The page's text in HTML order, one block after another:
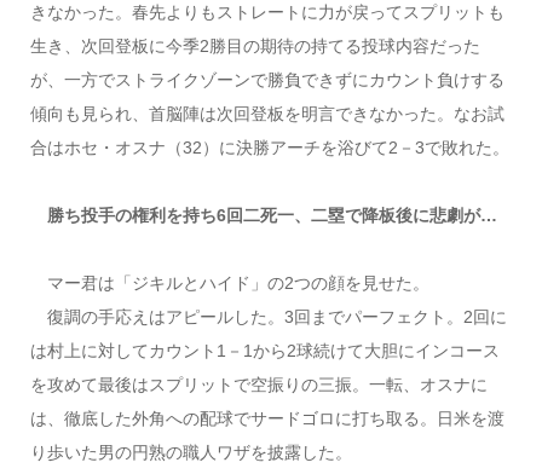
きなかった。春先よりもストレートに力が戻ってスプリットも
生き、次回登板に今季2勝目の期待の持てる投球内容だった
が、一方でストライクゾーンで勝負できずにカウント負けする
傾向も見られ、首脳陣は次回登板を明言できなかった。なお試
合はホセ・オスナ（32）に決勝アーチを浴びて2－3で敗れた。
勝ち投手の権利を持ち6回二死一、二塁で降板後に悲劇が…
マー君は「ジキルとハイド」の2つの顔を見せた。
復調の手応えはアピールした。3回までパーフェクト。2回に
は村上に対してカウント1－1から2球続けて大胆にインコース
を攻めて最後はスプリットで空振りの三振。一転、オスナに
は、徹底した外角への配球でサードゴロに打ち取る。日米を渡
り歩いた男の円熟の職人ワザを披露した。